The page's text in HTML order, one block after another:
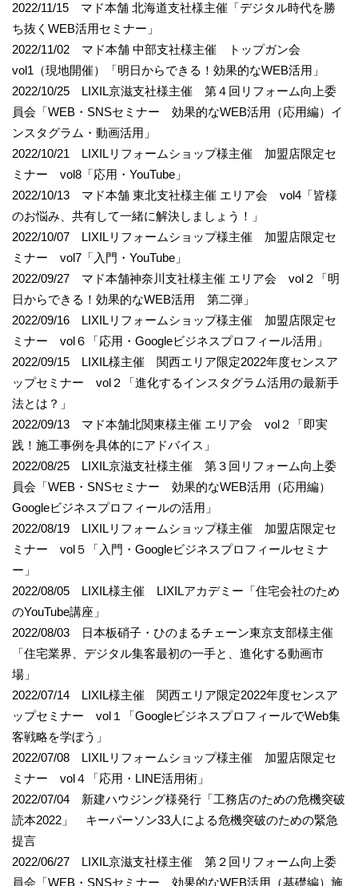
2022/11/15 マド本舗 北海道支社様主催「デジタル時代を勝
ち抜くWEB活用セミナー」
2022/11/02 マド本舗 中部支社様主催 トップガン会
vol1（現地開催）「明日からできる！効果的なWEB活用」
2022/10/25 LIXIL京滋支社様主催 第４回リフォーム向上委
員会「WEB・SNSセミナー 効果的なWEB活用（応用編）イ
ンスタグラム・動画活用」
2022/10/21 LIXILリフォームショップ様主催 加盟店限定セ
ミナー vol8「応用・YouTube」
2022/10/13 マド本舗 東北支社様主催 エリア会 vol4「皆様
のお悩み、共有して一緒に解決しましょう！」
2022/10/07 LIXILリフォームショップ様主催 加盟店限定セ
ミナー vol7「入門・YouTube」
2022/09/27 マド本舗神奈川支社様主催 エリア会 vol２「明
日からできる！効果的なWEB活用 第二弾」
2022/09/16 LIXILリフォームショップ様主催 加盟店限定セ
ミナー vol６「応用・Googleビジネスプロフィール活用」
2022/09/15 LIXIL様主催 関西エリア限定2022年度センスア
ップセミナー vol２「進化するインスタグラム活用の最新手
法とは？」
2022/09/13 マド本舗北関東様主催 エリア会 vol２「即実
践！施工事例を具体的にアドバイス」
2022/08/25 LIXIL京滋支社様主催 第３回リフォーム向上委
員会「WEB・SNSセミナー 効果的なWEB活用（応用編）
Googleビジネスプロフィールの活用」
2022/08/19 LIXILリフォームショップ様主催 加盟店限定セ
ミナー vol５「入門・Googleビジネスプロフィールセミナ
ー」
2022/08/05 LIXIL様主催 LIXILアカデミー「住宅会社のため
のYouTube講座」
2022/08/03 日本板硝子・ひのまるチェーン東京支部様主催
「住宅業界、デジタル集客最初の一手と、進化する動画市
場」
2022/07/14 LIXIL様主催 関西エリア限定2022年度センスア
ップセミナー vol１「GoogleビジネスプロフィールでWeb集
客戦略を学ぼう」
2022/07/08 LIXILリフォームショップ様主催 加盟店限定セ
ミナー vol４「応用・LINE活用術」
2022/07/04 新建ハウジング様発行「工務店のための危機突破
読本2022」 キーパーソン33人による危機突破のための緊急
提言
2022/06/27 LIXIL京滋支社様主催 第２回リフォーム向上委
員会「WEB・SNSセミナー 効果的なWEB活用（基礎編）施